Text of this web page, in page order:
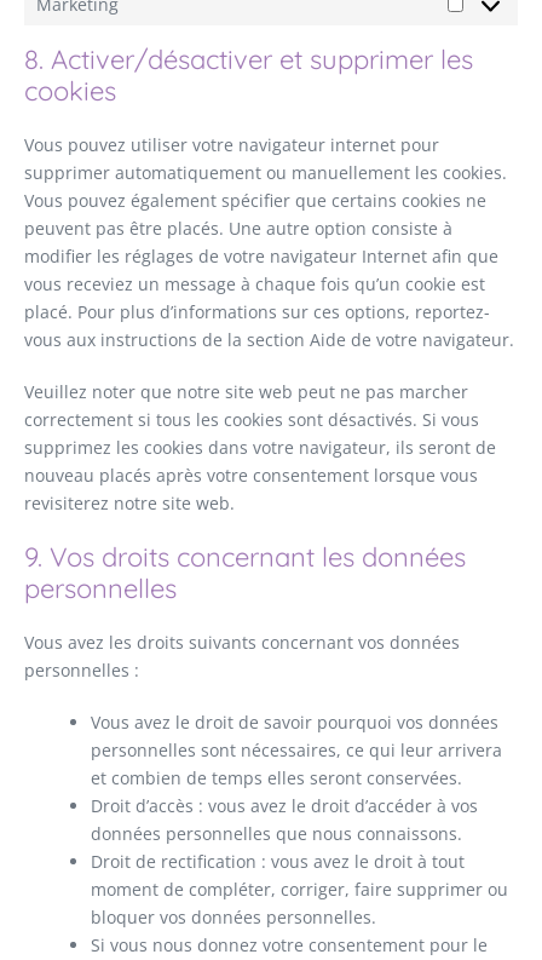
Marketing
8. Activer/désactiver et supprimer les
cookies
Vous pouvez utiliser votre navigateur internet pour
supprimer automatiquement ou manuellement les cookies.
Vous pouvez également spécifier que certains cookies ne
peuvent pas être placés. Une autre option consiste à
modifier les réglages de votre navigateur Internet afin que
vous receviez un message à chaque fois qu’un cookie est
placé. Pour plus d’informations sur ces options, reportez-
vous aux instructions de la section Aide de votre navigateur.
Veuillez noter que notre site web peut ne pas marcher
correctement si tous les cookies sont désactivés. Si vous
supprimez les cookies dans votre navigateur, ils seront de
nouveau placés après votre consentement lorsque vous
revisiterez notre site web.
9. Vos droits concernant les données
personnelles
Vous avez les droits suivants concernant vos données
personnelles :
Vous avez le droit de savoir pourquoi vos données
personnelles sont nécessaires, ce qui leur arrivera
et combien de temps elles seront conservées.
Droit d’accès : vous avez le droit d’accéder à vos
données personnelles que nous connaissons.
Droit de rectification : vous avez le droit à tout
moment de compléter, corriger, faire supprimer ou
bloquer vos données personnelles.
Si vous nous donnez votre consentement pour le